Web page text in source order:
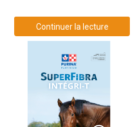
Continuer la lecture